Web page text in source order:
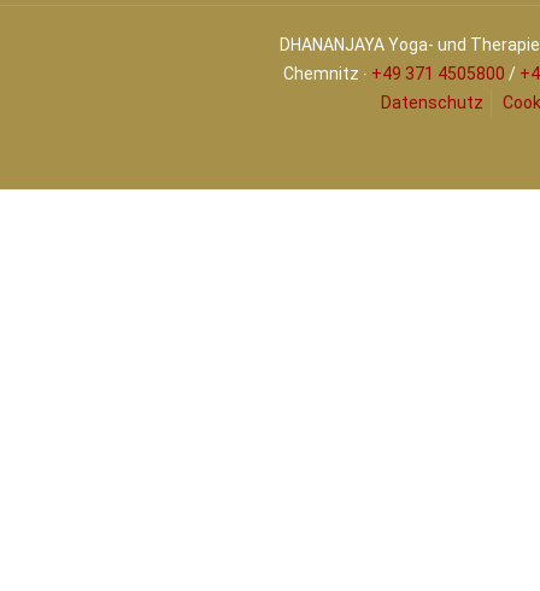
DHANANJAYA Yoga- und
Chemnitz ∙ +49 371 4505800 /
Datenschutz